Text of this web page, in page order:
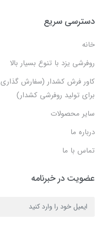
دسترسی سریع
خانه
روفرشی یزد با تنوع بسیار بالا
کاور فرش کشدار (سفارش گذاری
برای تولید روفرشی کشدار)
سایر محصولات
درباره ما
تماس با ما
عضویت در خبرنامه